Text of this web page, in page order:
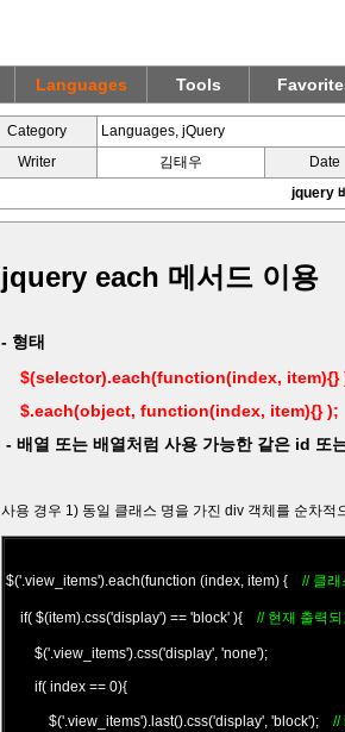
Languages Tools
Category
Languages, jQuery
Writer
김태우 Date
jquery
jquery each 메서드 이용
- 형태
$(selector).each(function(index, item){}
$.each(object, function(index, item){} );
- 배열 또는 배열처럼 사용 가능한 같은 id 또
사용 경우 1) 동일 클래스 명을 가진 div 객체를 순차
$('.view_items').each(function (index, item) { // 클
if( $(item).css('display') == 'block' ){ // 현재 출력
$('.view_items').css('display', 'none');
if( index == 0){
$('.view_items').last().css('display', 'block'); //